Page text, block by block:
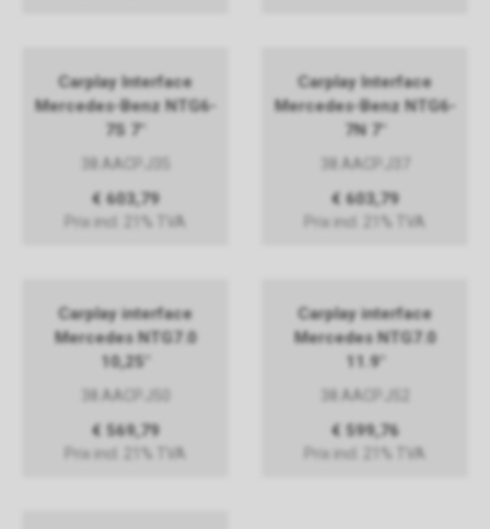
Carplay Interface
Mercedes-Benz NTG6-
7S 7"
38.AACP.J35
€ 603,79
Prix incl. 21% TVA
Carplay Interface
Mercedes-Benz NTG6-
7N 7"
38.AACP.J37
€ 603,79
Prix incl. 21% TVA
Carplay interface
Mercedes NTG7.0
10,25"
38.AACP.J50
€ 569,79
Prix incl. 21% TVA
Carplay interface
Mercedes NTG7.0
11.9"
38.AACP.J52
€ 599,76
Prix incl. 21% TVA